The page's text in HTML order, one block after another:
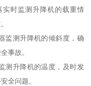
时监测升降机的载重情
监测升降机的倾斜度，确
事故。
测升降机的温度，及时发
全问题。